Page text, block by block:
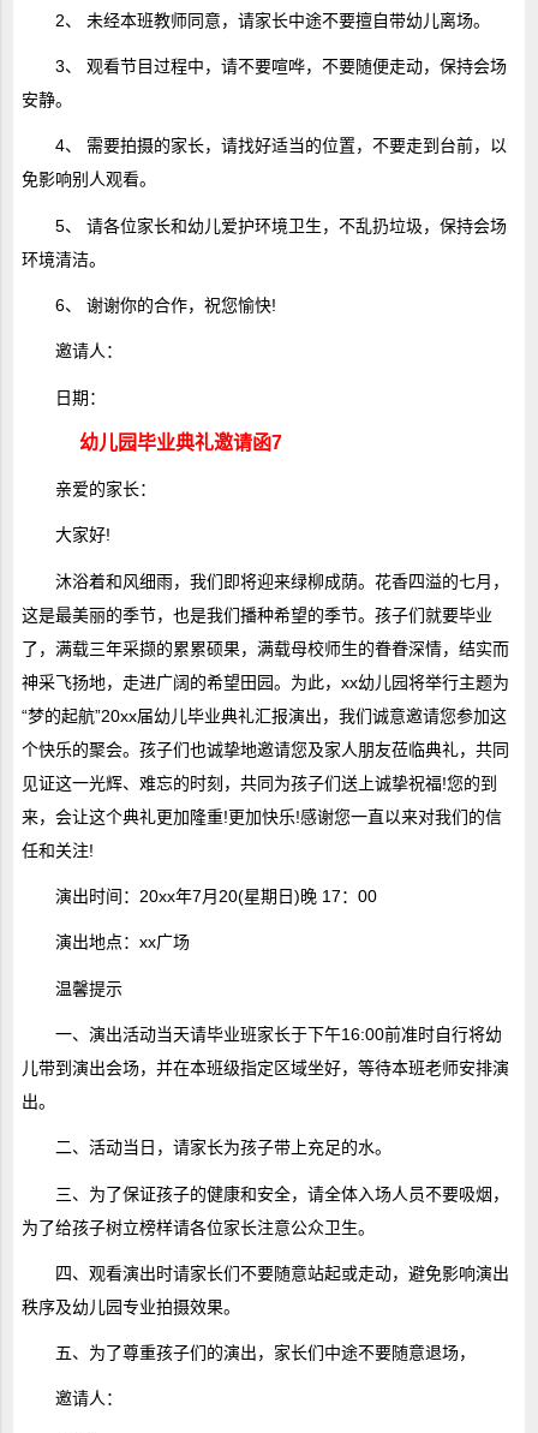
2、 未经本班教师同意，请家长中途不要擅自带幼儿离场。
3、 观看节目过程中，请不要喧哗，不要随便走动，保持会场
安静。
4、 需要拍摄的家长，请找好适当的位置，不要走到台前，以
免影响别人观看。
5、 请各位家长和幼儿爱护环境卫生，不乱扔垃圾，保持会场
环境清洁。
6、 谢谢你的合作，祝您愉快!
邀请人：
日期：
幼儿园毕业典礼邀请函7
亲爱的家长：
大家好!
沐浴着和风细雨，我们即将迎来绿柳成荫。花香四溢的七月，
这是最美丽的季节，也是我们播种希望的季节。孩子们就要毕业
了，满载三年采撷的累累硕果，满载母校师生的眷眷深情，结实而
神采飞扬地，走进广阔的希望田园。为此，xx幼儿园将举行主题为
“梦的起航”20xx届幼儿毕业典礼汇报演出，我们诚意邀请您参加这
个快乐的聚会。孩子们也诚挚地邀请您及家人朋友莅临典礼，共同
见证这一光辉、难忘的时刻，共同为孩子们送上诚挚祝福!您的到
来，会让这个典礼更加隆重!更加快乐!感谢您一直以来对我们的信
任和关注!
演出时间：20xx年7月20(星期日)晚 17：00
演出地点：xx广场
温馨提示
一、演出活动当天请毕业班家长于下午16:00前准时自行将幼
儿带到演出会场，并在本班级指定区域坐好，等待本班老师安排演
出。
二、活动当日，请家长为孩子带上充足的水。
三、为了保证孩子的健康和安全，请全体入场人员不要吸烟，
为了给孩子树立榜样请各位家长注意公众卫生。
四、观看演出时请家长们不要随意站起或走动，避免影响演出
秩序及幼儿园专业拍摄效果。
五、为了尊重孩子们的演出，家长们中途不要随意退场，
邀请人：